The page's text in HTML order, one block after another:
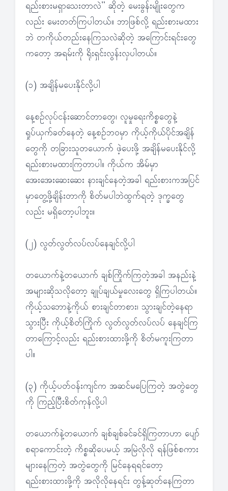
ရည်းစားမရှာသေးတာလဲ” ဆိုတဲ့ မေးခွန်းမျိုးတွေက
လည်း မေးတတ်ကြပါတယ်။ ဘာဖြစ်လို့ ရည်းစားမထား
ဘဲ တကိုယ်တည်းနေကြသလဲဆိုတဲ့ အကြောင်းရင်းတွေ
ကတော့ အရမ်းကို ရိုးရှင်းလွန်းလှပါတယ်။
(၁) အချိန်မပေးနိုင်လို့ပါ
နေ့စဉ်လုပ်ငန်းဆောင်တာတွေ၊ လူမှုရေးကိစ္စတွေနဲ့
ရှုပ်ယှက်ခတ်နေတဲ့ နေ့စဉ်ဘဝမှာ ကိုယ့်ကိုယ်ပိုင်အချိန်
တွေကို တခြားသူတယောက် ဖဲ့ပေးဖို့ အချိန်မပေးနိုင်လို့
ရည်းစားမထားကြတာပါ။ ကိုယ်က အိမ်မှာ
အေးအေးဆေးဆေး နားချင်နေတဲ့အခါ ရည်းစားကအပြင်
မှာတွေ့ဖို့ချိန်းတာကို စိတ်မပါဘဲထွက်ရတဲ့ ဒုက္ခတွေ
လည်း မရှိတော့ပါဘူး။
(၂) လွတ်လွတ်လပ်လပ်နေချင်လို့ပါ
တယောက်နဲ့တယောက် ချစ်ကြိုက်ကြတဲ့အခါ အနည်းနဲ့
အများဆိုသလိုတော့ ချုပ်ချယ်မှုလေးတွေ ရှိကြပါတယ်။
ကိုယ့်သဘောနဲ့ကိုယ် စားချင်တာစား၊ သွားချင်တဲ့နေရာ
သွားပြီး ကိုယ့်စိတ်ကြိုက် လွတ်လွတ်လပ်လပ် နေချင်ကြ
တာကြောင့်လည်း ရည်းစားထားဖို့ကို စိတ်မကူးကြတာ
ပါ။
(၃) ကိုယ့်ပတ်ဝန်းကျင်က အဆင်မပြေကြတဲ့ အတွဲတွေ
ကို ကြည့်ပြီးစိတ်ကုန်လို့ပါ
တယောက်နဲ့တယောက် ချစ်ချစ်ခင်ခင်ရှိကြတာဟာ ပျော်
စရာကောင်းတဲ့ ကိစ္စဆိုပေမယ့် အမြဲလိုလို ရန်ဖြစ်စကား
များနေကြတဲ့ အတွဲတွေကို မြင်နေရရင်တော့
ရည်းစားထားဖို့ကို အလိုလိုနေရင်း တွန့်ဆုတ်နေကြတာ